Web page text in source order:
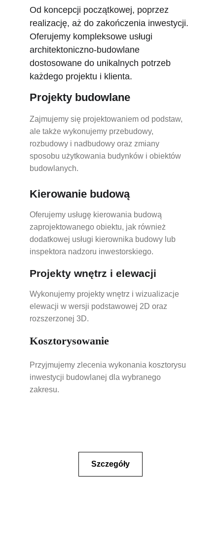
Projekty budowlane
Zajmujemy się projektowaniem od podstaw,
ale także wykonujemy przebudowy,
rozbudowy i nadbudowy oraz zmiany
sposobu użytkowania budynków i obiektów
budowlanych.
Od koncepcji początkowej, poprzez
realizację, aż do zakończenia inwestycji.
Oferujemy kompleksowe usługi
architektoniczno-budowlane
dostosowane do unikalnych potrzeb
każdego projektu i klienta.
Kierowanie budową
Oferujemy usługę kierowania budową
zaprojektowanego obiektu, jak również
dodatkowej usługi kierownika budowy lub
inspektora nadzoru inwestorskiego.
Projekty wnętrz i elewacji
Wykonujemy projekty wnętrz i wizualizacje
elewacji w wersji podstawowej 2D oraz
rozszerzonej 3D.
Kosztorysowanie
Przyjmujemy zlecenia wykonania kosztorysu
inwestycji budowlanej dla wybranego
zakresu.
Szczegóły